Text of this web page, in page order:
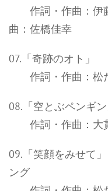
作詞・作曲：伊
曲：佐橋佳幸
07.「奇跡のオト」
作詞・作曲：松
08.「空とぶペンギン
作詞・作曲：大
09.「笑顔をみせて
ング